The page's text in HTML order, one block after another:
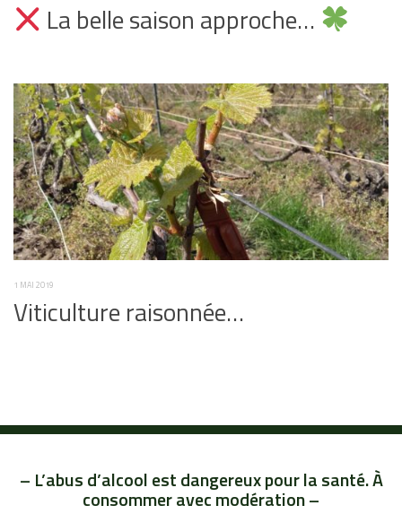
La belle saison approche…
1 MAI 2019
Viticulture raisonnée…
– L’abus d’alcool est dangereux pour la santé. À
consommer avec modération –